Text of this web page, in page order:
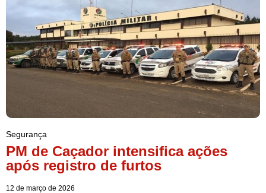
Segurança
PM de Caçador intensifica ações
após registro de furtos
12 de março de 2026